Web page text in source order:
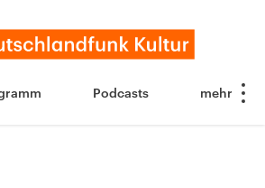
Podcasts